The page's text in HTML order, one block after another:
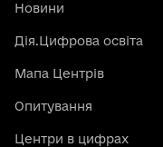
Новини
Дія.Цифрова освіта
Мапа Центрів
Опитування
Центри в цифрах